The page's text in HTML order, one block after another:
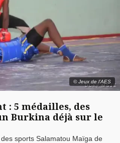
© Jeux de l’AES
: 5 médailles, des
Burkina déjà sur le
sports Salamatou Maïga de